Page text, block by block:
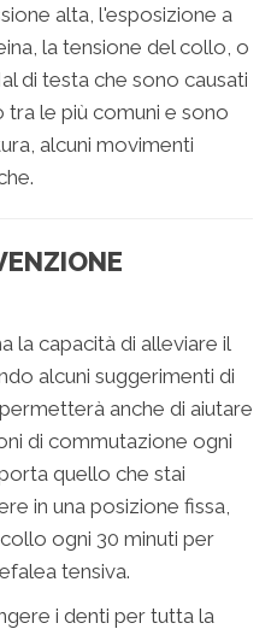
alta, l'esposizione a
la tensione del collo, o
di testa che sono causati
le più comuni e sono
alcuni movimenti
la capacità di alleviare il
alcuni suggerimenti di
anche di aiutare
di commutazione ogni
quello che stai
in una posizione fissa,
ogni 30 minuti per
tensiva.
i denti per tutta la